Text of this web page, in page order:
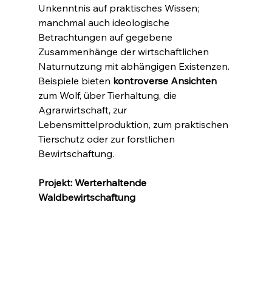
Unkenntnis auf praktisches Wissen;
manchmal auch ideologische
Betrachtungen auf gegebene
Zusammenhänge der wirtschaftlichen
Naturnutzung mit abhängigen Existenzen.
Beispiele bieten kontroverse Ansichten
zum Wolf, über Tierhaltung, die
Agrarwirtschaft, zur
Lebensmittelproduktion, zum praktischen
Tierschutz oder zur forstlichen
Bewirtschaftung.
Projekt: Werterhaltende
Waldbewirtschaftung